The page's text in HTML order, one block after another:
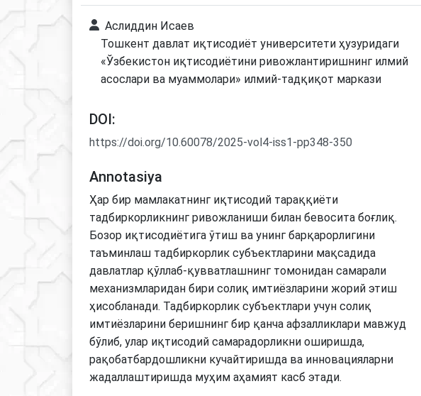
Аслиддин Исаев
Тошкент давлат иқтисодиёт университети ҳузуридаги
«Ўзбекистон иқтисодиётини ривожлантиришнинг илмий
асослари ва муаммолари» илмий-тадқиқот маркази
DOI:
https://doi.org/10.60078/2025-vol4-iss1-pp348-350
Annotasiya
Ҳар бир мамлакатнинг иқтисодий тараққиёти
тадбиркорликнинг ривожланиши билан бевосита боғлиқ.
Бозор иқтисодиётига ўтиш ва унинг барқарорлигини
таъминлаш тадбиркорлик субъектларини мақсадида
давлатлар қўллаб-қувватлашнинг томонидан самарали
механизмларидан бири солиқ имтиёзларини жорий этиш
ҳисобланади. Тадбиркорлик субъектлари учун солиқ
имтиёзларини беришнинг бир қанча афзалликлари мавжуд
бўлиб, улар иқтисодий самарадорликни оширишда,
рақобатбардошликни кучайтиришда ва инновацияларни
жадаллаштиришда муҳим аҳамият касб этади.